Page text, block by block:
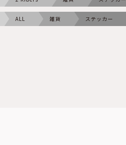
ALL 雑貨 ステッカー